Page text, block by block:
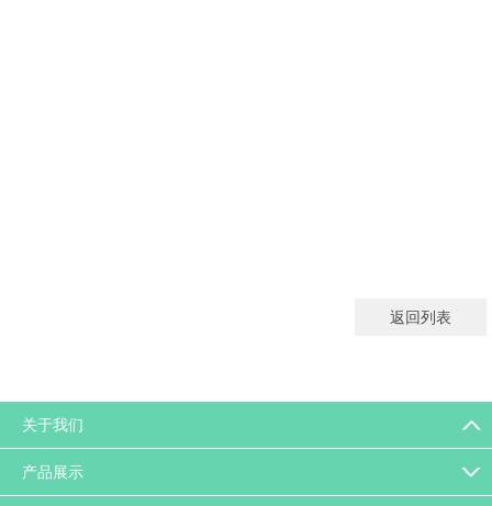
返回列表
关于我们
产品展示